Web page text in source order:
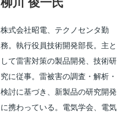
株式会社昭電、テクノセンタ勤
務。執行役員技術開発部長。主と
して雷害対策の製品開発、技術研
究に従事。雷被害の調査・解析・
検討に基づき、新製品の研究開発
に携わっている。電気学会、電気